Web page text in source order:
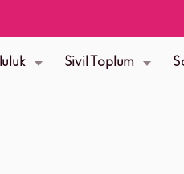
Sivil Toplum